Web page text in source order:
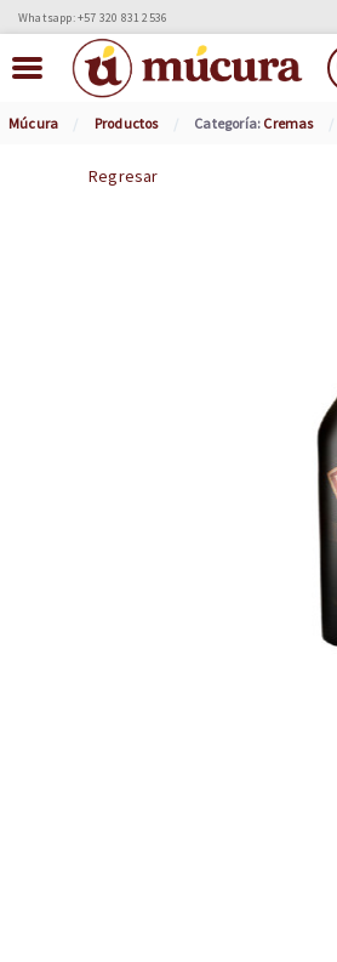
Whatsapp: +57 320 831 2536
Múcura Productos Categoría: Cremas
Regresar